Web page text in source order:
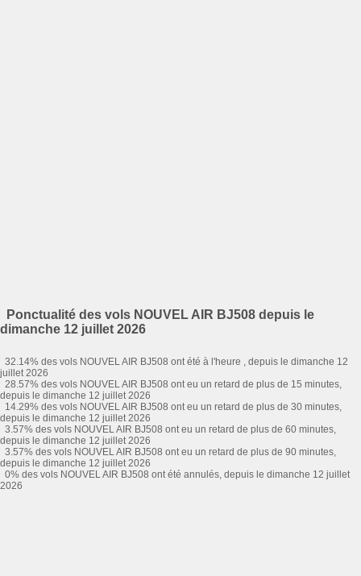
Ponctualité des vols NOUVEL AIR BJ508 depuis le
dimanche 12 juillet 2026
32.14% des vols NOUVEL AIR BJ508 ont été à l'heure , depuis le dimanche 12
juillet 2026
28.57% des vols NOUVEL AIR BJ508 ont eu un retard de plus de 15 minutes,
depuis le dimanche 12 juillet 2026
14.29% des vols NOUVEL AIR BJ508 ont eu un retard de plus de 30 minutes,
depuis le dimanche 12 juillet 2026
3.57% des vols NOUVEL AIR BJ508 ont eu un retard de plus de 60 minutes,
depuis le dimanche 12 juillet 2026
3.57% des vols NOUVEL AIR BJ508 ont eu un retard de plus de 90 minutes,
depuis le dimanche 12 juillet 2026
0% des vols NOUVEL AIR BJ508 ont été annulés, depuis le dimanche 12 juillet
2026